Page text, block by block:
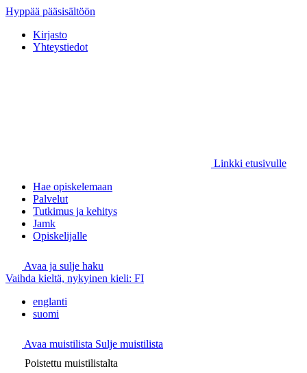
Hyppää pääsisältöön
Kirjasto
Yhteystiedot
Linkki etusivulle
Hae opiskelemaan
Palvelut
Tutkimus ja kehitys
Jamk
Opiskelijalle
Avaa ja sulje haku
Vaihda kieltä, nykyinen kieli: FI
englanti
suomi
Avaa muistilista Sulje muistilista
Poistettu muistilistalta